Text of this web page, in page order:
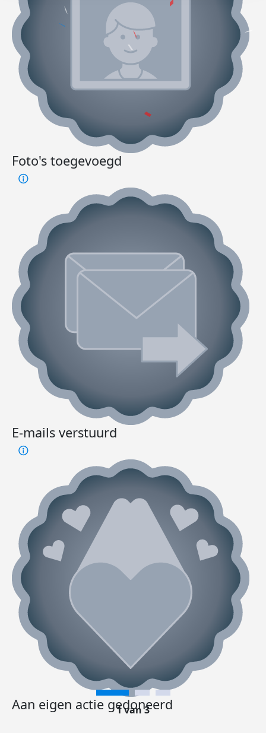
Foto's toegevoegd
E-mails verstuurd
Aan eigen actie gedoneerd
1 van 3